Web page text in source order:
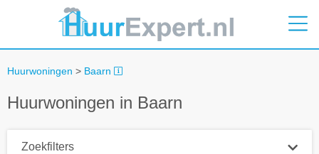
Huurwoningen > Baarn
Huurwoningen in Baarn
Zoekfilters